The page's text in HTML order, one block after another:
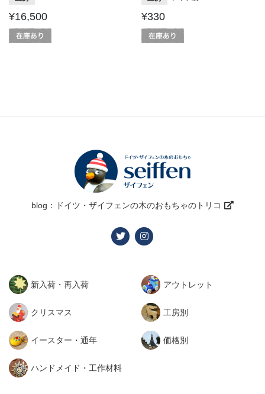
¥16,500 ¥330
blog：ドイツ・ザイフェンの木のおもちゃのトリコ
新入荷・再入荷
クリスマス
イースター・通年
ハンドメイド・工作材料
アウトレット
工房別
価格別